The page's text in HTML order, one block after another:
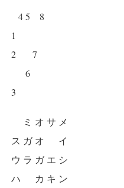
45
8
1
2
7
6
3
ミ オ サ メ
ス ガ オ
イ
ウ ラ ガ エ シ
ハ
カ キ ン